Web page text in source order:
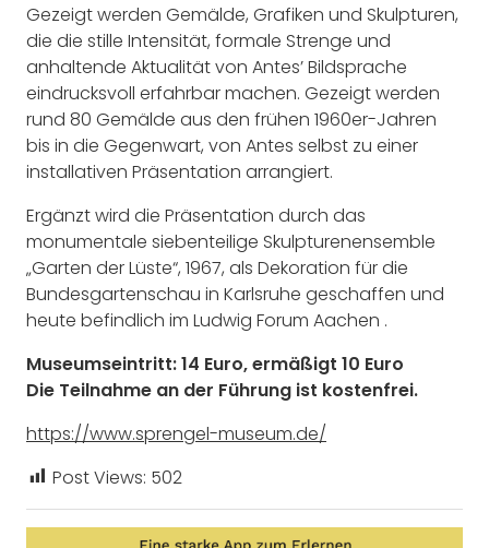
Gezeigt werden Gemälde, Grafiken und Skulpturen,
die die stille Intensität, formale Strenge und
anhaltende Aktualität von Antes’ Bildsprache
eindrucksvoll erfahrbar machen. Gezeigt werden
rund 80 Gemälde aus den frühen 1960er-Jahren
bis in die Gegenwart, von Antes selbst zu einer
installativen Präsentation arrangiert.
Ergänzt wird die Präsentation durch das
monumentale siebenteilige Skulpturenensemble
„Garten der Lüste“, 1967, als Dekoration für die
Bundesgartenschau in Karlsruhe geschaffen und
heute befindlich im Ludwig Forum Aachen .
Museumseintritt: 14 Euro, ermäßigt 10 Euro
Die Teilnahme an der Führung ist kostenfrei.
https://www.sprengel-museum.de/
Post Views: 502